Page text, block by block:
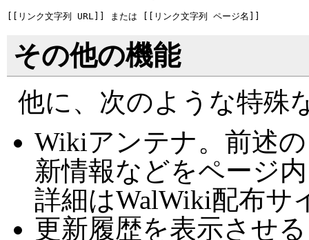
その他の機能
他に、次のような特殊
Wikiアンテナ。前述
新情報などをページ
詳細はWalWiki配布サ
更新履歴を表示させ